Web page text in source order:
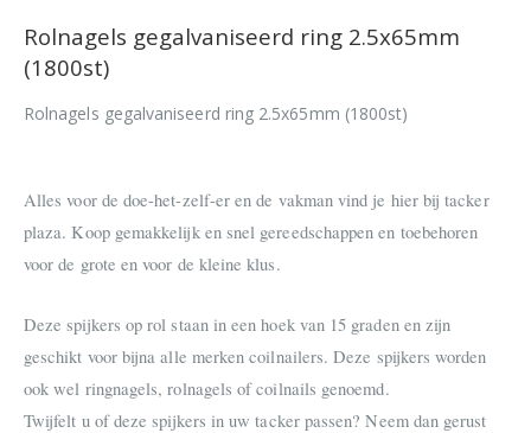
Rolnagels gegalvaniseerd ring 2.5x65mm
(1800st)
Rolnagels gegalvaniseerd ring 2.5x65mm (1800st)
Alles voor de doe-het-zelf-er en de vakman vind je hier bij tacker
plaza. Koop gemakkelijk en snel gereedschappen en toebehoren
voor de grote en voor de kleine klus.
Deze spijkers op rol staan in een hoek van 15 graden en zijn
geschikt voor bijna alle merken coilnailers. Deze spijkers worden
ook wel ringnagels, rolnagels of coilnails genoemd.
Twijfelt u of deze spijkers in uw tacker passen? Neem dan gerust